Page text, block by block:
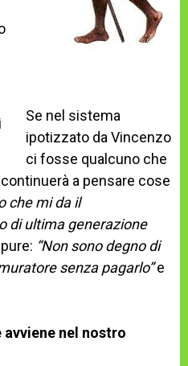
Se nel sistema
ipotizzato da Vincenzo
ci fosse qualcuno che
a pensare cose
che mi da il
di ultima generazione
“Non sono degno di
senza pagarlo”e
avviene nel nostro